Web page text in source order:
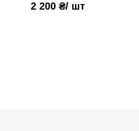
2 200 ₴/ шт